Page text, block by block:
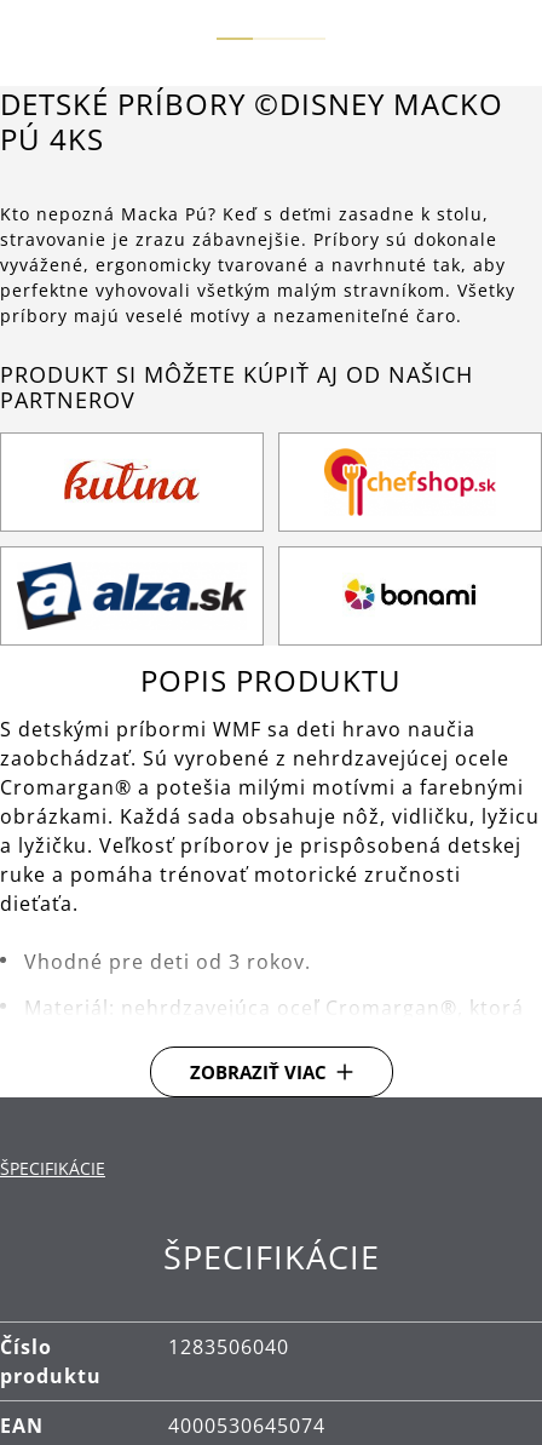
DETSKÉ PRÍBORY ©DISNEY MACKO
PÚ 4KS
Kto nepozná Macka Pú? Keď s deťmi zasadne k stolu,
stravovanie je zrazu zábavnejšie. Príbory sú dokonale
vyvážené, ergonomicky tvarované a navrhnuté tak, aby
perfektne vyhovovali všetkým malým stravníkom. Všetky
príbory majú veselé motívy a nezameniteľné čaro.
PRODUKT SI MÔŽETE KÚPIŤ AJ OD NAŠICH
PARTNEROV
POPIS PRODUKTU
S detskými príbormi WMF sa deti hravo naučia
zaobchádzať. Sú vyrobené z nehrdzavejúcej ocele
Cromargan® a potešia milými motívmi a farebnými
obrázkami. Každá sada obsahuje nôž, vidličku, lyžicu
a lyžičku. Veľkosť príborov je prispôsobená detskej
ruke a pomáha trénovať motorické zručnosti
dieťaťa.
Vhodné pre deti od 3 rokov.
Materiál: nehrdzavejúca oceľ Cromargan®, ktorá
umývačke, odolná voči kyselinám, korózii a
extrémne odolná proti poškriabaniu.
ZOBRAZIŤ VIAC
ŠPECIFIKÁCIE
ŠPECIFIKÁCIE
Číslo
produktu
1283506040
EAN
4000530645074